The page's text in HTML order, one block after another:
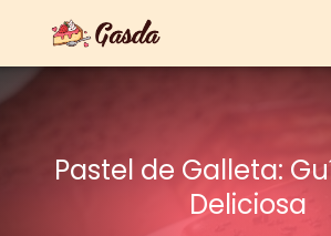
Pastel de Galleta:
Deliciosa